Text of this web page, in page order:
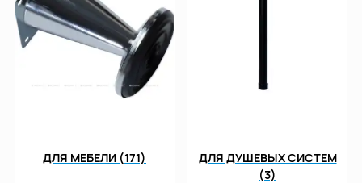
ДЛЯ МЕБЕЛИ (171)
ДЛЯ ДУШЕВЫХ СИСТЕМ
(3)